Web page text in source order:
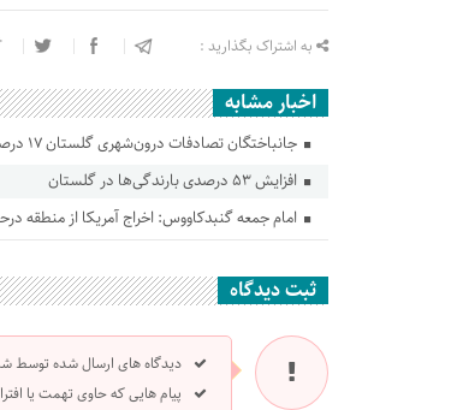
به اشتراک بگذارید :
اخبار مشابه
جانباختگان تصادفات درون‌شهری گلستان ۱۷ درصد کاهش یافت
افزایش ۵۳ درصدی بارندگی‌ها در گلستان
امام جمعه گنبدکاووس: اخراج آمریکا از منطقه
ثبت دیدگاه
دیدگاه های ارسال شده توسط
پیام هایی که حاوی تهمت یا